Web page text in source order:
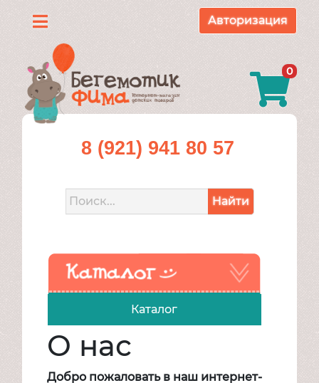
Каталог
О
нас
Доставка
Контакты
Авторизация
0
8 (921) 941 80 57
Найти
Каталог
Игрушки
Велосипеды
Надувная продукция
О нас
Добро пожаловать в наш интернет-